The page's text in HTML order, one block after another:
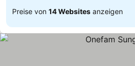
Preise von 14 Websites anzeigen